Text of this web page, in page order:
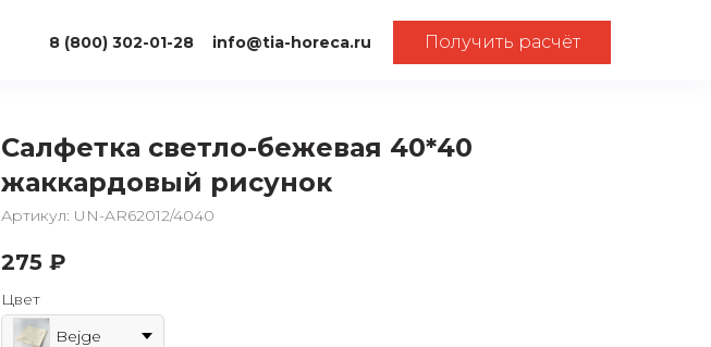
8 (800) 302-01-28 info@tia-horeca.ru Получить расчёт
Салфетка светло-бежевая 40*40
жаккардовый рисунок
Артикул: UN-AR62012/4040
275 ₽
Цвет
Bejge